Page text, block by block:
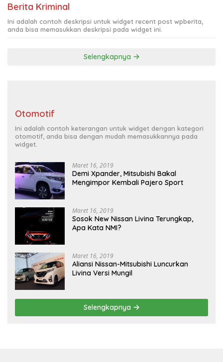
Berita Kriminal
Ini adalah contoh deskripsi untuk widget recent post wpberita,
anda bisa memasukkan deskripsi pada widget ini.
Selengkapnya
Otomotif
Ini adalah contoh keterangan untuk widget dengan kategori
otomotif, anda bisa dengan mudah memasukkannya pada
widget.
Maret 16, 2019
Demi Xpander, Mitsubishi Bakal
Mengimpor Kembali Pajero Sport
Maret 16, 2019
Sosok New Nissan Livina Terungkap,
Apa Kata NMI?
Maret 16, 2019
Aliansi Nissan-Mitsubishi Luncurkan
Livina Versi Mungil
Selengkapnya